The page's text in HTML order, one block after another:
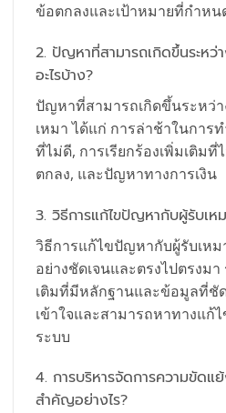
ข้อตกลงและเป้าหมายที่กำหน
2. ปัญหาที่สามารถเกิดขึ้นระหว่า
อะไรบ้าง?
ปัญหาที่สามารถเกิดขึ้นระหว่า
เหมา ได้แก่ การล่าช้าในกา
ที่ไม่ดี, การเรียกร้องเพิ่มเติม
ตกลง, และปัญหาทางการเงิน
3. วิธีการแก้ไขปัญหากับผู้รับเห
วิธีการแก้ไขปัญหากับผู้รับเห
อย่างชัดเจนและตรงไปตรงมา
เติมที่มีหลักฐานและข้อมูลที่ชัด
เข้าใจและสามารถหาทางแก้
ระบบ
4. การบริหารจัดการความขัดแ
สำคัญอย่างไร?